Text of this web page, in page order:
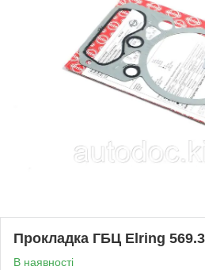
Прокладка ГБЦ Elring
В наявності